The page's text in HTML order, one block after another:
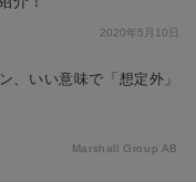
2020年5月10日
、いい意味で「想定外」
Marshall Group AB